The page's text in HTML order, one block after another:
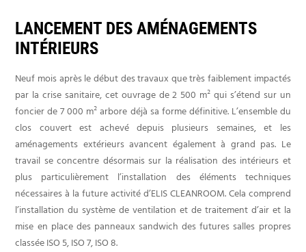
LANCEMENT DES AMÉNAGEMENTS
INTÉRIEURS
Neuf mois après le début des travaux que très faiblement impactés
par la crise sanitaire, cet ouvrage de 2 500 m² qui s’étend sur un
foncier de 7 000 m² arbore déjà sa forme définitive. L’ensemble du
clos couvert est achevé depuis plusieurs semaines, et les
aménagements extérieurs avancent également à grand pas. Le
travail se concentre désormais sur la réalisation des intérieurs et
plus particulièrement l’installation des éléments techniques
nécessaires à la future activité d’ELIS CLEANROOM. Cela comprend
l’installation du système de ventilation et de traitement d’air et la
mise en place des panneaux sandwich des futures salles propres
classée ISO 5, ISO 7, ISO 8.